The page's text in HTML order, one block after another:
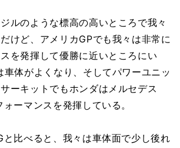
ルのような標高の高いところで我々
けど、アメリカGPでも我々は非常に
を発揮して優勝に近いところにい
車体がよくなり、そしてパワーユニッ
ーキットでもホンダはメルセデス
ーマンスを発揮している。
比べると、我々は車体面で少し後れ